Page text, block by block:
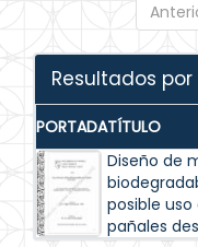
Resultados
PORTADATÍTULO
Diseño de
posible uso
pañales